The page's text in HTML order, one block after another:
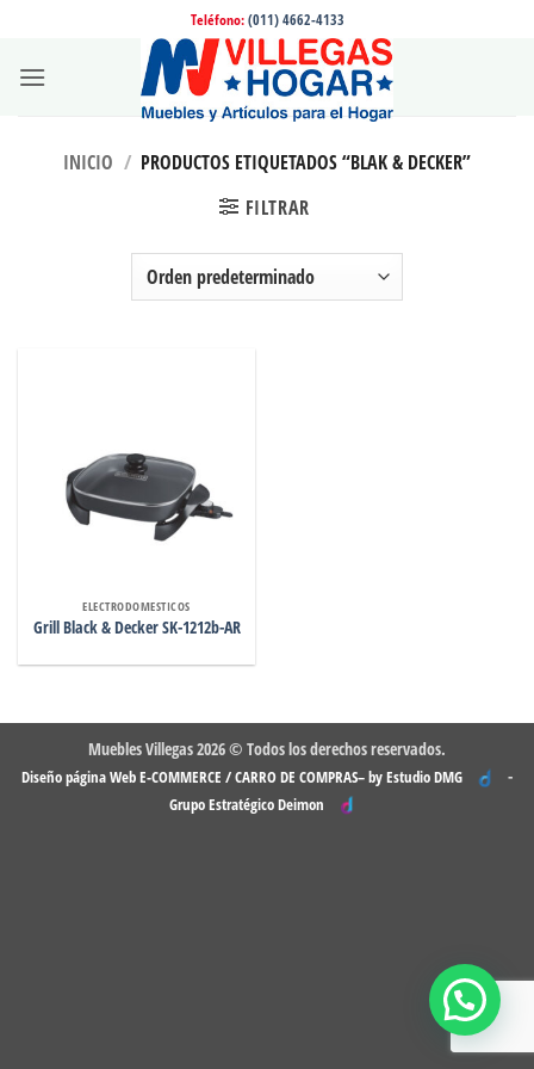
contenido
Teléfono: (011) 4662-4133
INICIO / PRODUCTOS ETIQUETADOS “BLAK & DECKER”
FILTRAR
ELECTRODOMESTICOS
Grill Black & Decker SK-1212b-AR
Muebles Villegas 2026 © Todos los derechos reservados.
Diseño página Web E-COMMERCE / CARRO DE COMPRAS– by Estudio DMG -
Grupo Estratégico Deimon